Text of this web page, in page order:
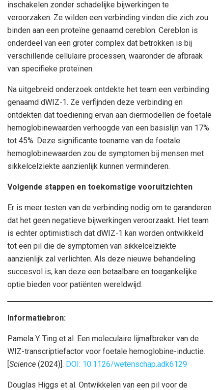
inschakelen zonder schadelijke bijwerkingen te
veroorzaken. Ze wilden een verbinding vinden die zich zou
binden aan een proteïne genaamd cereblon. Cereblon is
onderdeel van een groter complex dat betrokken is bij
verschillende cellulaire processen, waaronder de afbraak
van specifieke proteïnen.
Na uitgebreid onderzoek ontdekte het team een ​​verbinding
genaamd dWIZ-1. Ze verfijnden deze verbinding en
ontdekten dat toediening ervan aan diermodellen de foetale
hemoglobinewaarden verhoogde van een basislijn van 17%
tot 45%. Deze significante toename van de foetale
hemoglobinewaarden zou de symptomen bij mensen met
sikkelcelziekte aanzienlijk kunnen verminderen.
Volgende stappen en toekomstige vooruitzichten
Er is meer testen van de verbinding nodig om te garanderen
dat het geen negatieve bijwerkingen veroorzaakt. Het team
is echter optimistisch dat dWIZ-1 kan worden ontwikkeld
tot een pil die de symptomen van sikkelcelziekte
aanzienlijk zal verlichten. Als deze nieuwe behandeling
succesvol is, kan deze een betaalbare en toegankelijke
optie bieden voor patiënten wereldwijd.
Informatiebron:
Pamela Y. Ting et al. Een moleculaire lijmafbreker van de
WIZ-transcriptiefactor voor foetale hemoglobine-inductie.
[Science (2024)]. DOI: 10.1126/wetenschap.adk6129
Douglas Higgs et al. Ontwikkelen van een pil voor de